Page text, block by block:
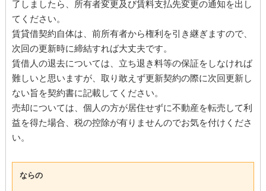
了しましたら、所有者変更及び賃料支払先変更の通知を出し
てください。
賃貸借契約自体は、前所有者から権利を引き継ぎますので、
次回の更新時に締結すれば大丈夫です。
賃借人の退去については、立ち退き料等の保証をしなければ
難しいと思いますが、取り敢えず更新契約の際に次回更新し
ない旨を契約書に記載してください。
売却については、個人の方が居住せずに不動産を転売して利
益を得た場合、税の控除が有りませんのでお気を付けくださ
い。
ならの